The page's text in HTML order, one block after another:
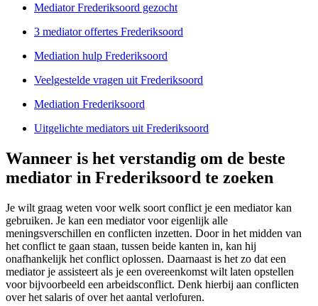
Mediator Frederiksoord gezocht
3 mediator offertes Frederiksoord
Mediation hulp Frederiksoord
Veelgestelde vragen uit Frederiksoord
Mediation Frederiksoord
Uitgelichte mediators uit Frederiksoord
Wanneer is het verstandig om de beste
mediator in Frederiksoord te zoeken
Je wilt graag weten voor welk soort conflict je een mediator kan
gebruiken. Je kan een mediator voor eigenlijk alle
meningsverschillen en conflicten inzetten. Door in het midden van
het conflict te gaan staan, tussen beide kanten in, kan hij
onafhankelijk het conflict oplossen. Daarnaast is het zo dat een
mediator je assisteert als je een overeenkomst wilt laten opstellen
voor bijvoorbeeld een arbeidsconflict. Denk hierbij aan conflicten
over het salaris of over het aantal verlofuren.